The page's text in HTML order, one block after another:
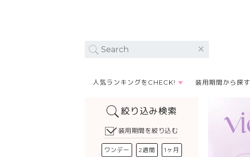
人気ランキングをCHECK! 装用期間から探す
絞り込み検索
装用期間を絞り込む
ワンデー 2週間 1ヶ月